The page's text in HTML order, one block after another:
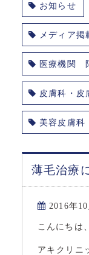
お知らせ
メディア掲
医療機関
皮膚科・皮
美容皮膚科
薄毛治療
2016年10
こんにちは
アキクリニ